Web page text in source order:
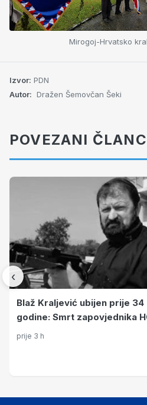
Mirogoj-Hrvatsko
Izvor: PDN
Autor: Dražen Šemovčan Šeki
POVEZANI
‹
Blaž Kraljević ubijen prije 34
godine: Smrt zapovjednika
a i osmorice suboraca do
prije 3 h